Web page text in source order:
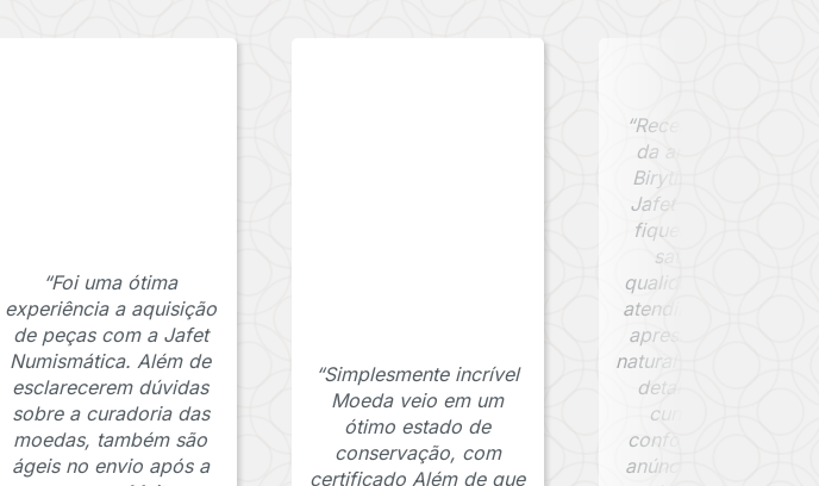
“Foi uma ótima
experiência a aquisição
de peças com a Jafet
Numismática. Além de
esclarecerem dúvidas
sobre a curadoria das
moedas, também são
ágeis no envio após a
“Simplesmente incrível
Moeda veio em um
ótimo estado de
conservação, com
certificado Além de que
“Recebi minha
da antiga cidade de
Birytis, comprada na
Jafet Numismática, e
fiquei extremamente
satisfeito com a
qualidade da peça e
atendimento. A
apresenta uma
natural bem
detalhes visíveis da
cunhagem e está
conforme descrito
anúncio. O